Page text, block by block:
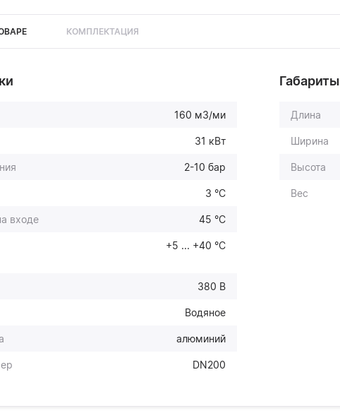
КОМПЛЕКТАЦИЯ
160 м3/ми
31 кВт
2-10 бар
3 °C
входе 45 °C
+5 ... +40 °С
380 В
Водяное
алюминий
DN200
Габариты
Длина
Ширина
Высота
Вес